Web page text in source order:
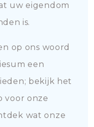
uw eigendom
is.
op ons woord
een
bekijk het
voor onze
wat onze